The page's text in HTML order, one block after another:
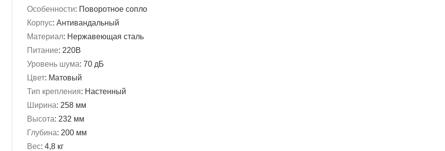
Особенности: Поворотное сопло
Корпус: Антивандальный
Материал: Нержавеющая сталь
Питание: 220В
Уровень шума: 70 дБ
Цвет: Матовый
Тип крепления: Настенный
Ширина: 258 мм
Высота: 232 мм
Глубина: 200 мм
Вес: 4,8 кг